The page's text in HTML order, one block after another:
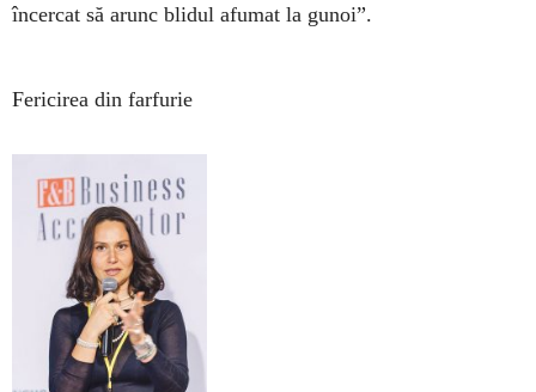
încercat să arunc blidul afumat la gunoi”.
Fericirea din farfurie